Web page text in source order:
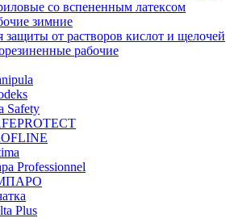
со вспененным латексом
зимние
защиты от растворов кислот и щелочей
рабочие
Safety
Professionnel
Plus